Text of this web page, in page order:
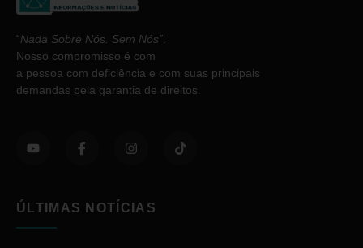
“Nada Sobre Nós. Sem Nós”
Nosso compromisso é com
a pessoa com deficiência e com suas principais
demandas pela garantia de direitos.
ÚLTIMAS NOTÍCIAS